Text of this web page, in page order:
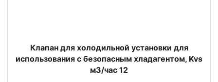
Клапан для холодильной установки для
использования с безопасным хладагентом, Kvs
м3/час 12